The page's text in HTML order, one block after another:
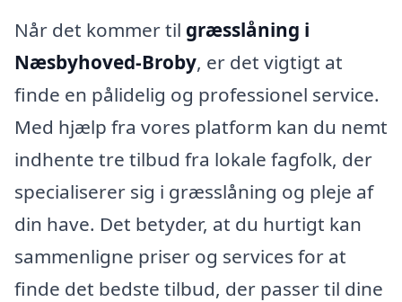
Når det kommer til græsslåning i
Næsbyhoved-Broby, er det vigtigt at
finde en pålidelig og professionel service.
Med hjælp fra vores platform kan du nemt
indhente tre tilbud fra lokale fagfolk, der
specialiserer sig i græsslåning og pleje af
din have. Det betyder, at du hurtigt kan
sammenligne priser og services for at
finde det bedste tilbud, der passer til dine